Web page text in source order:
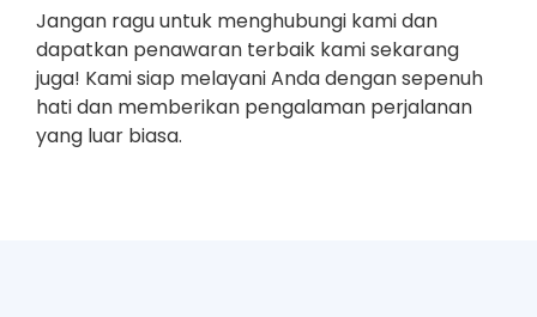
Jangan ragu untuk menghubungi kami dan
dapatkan penawaran terbaik kami sekarang
juga! Kami siap melayani Anda dengan sepenuh
hati dan memberikan pengalaman perjalanan
yang luar biasa.